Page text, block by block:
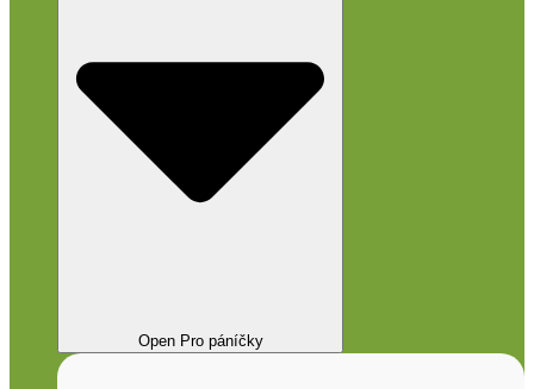
Open Pro páníčky